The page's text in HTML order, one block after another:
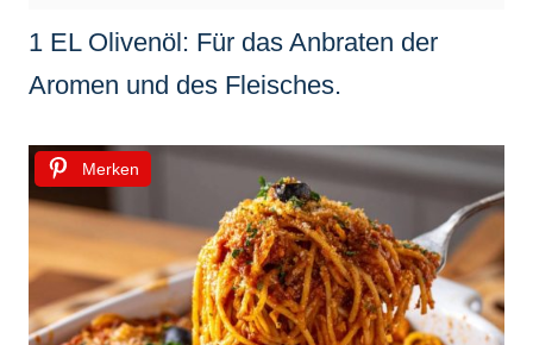
1 EL Olivenöl: Für das Anbraten der
Aromen und des Fleisches.
Merken